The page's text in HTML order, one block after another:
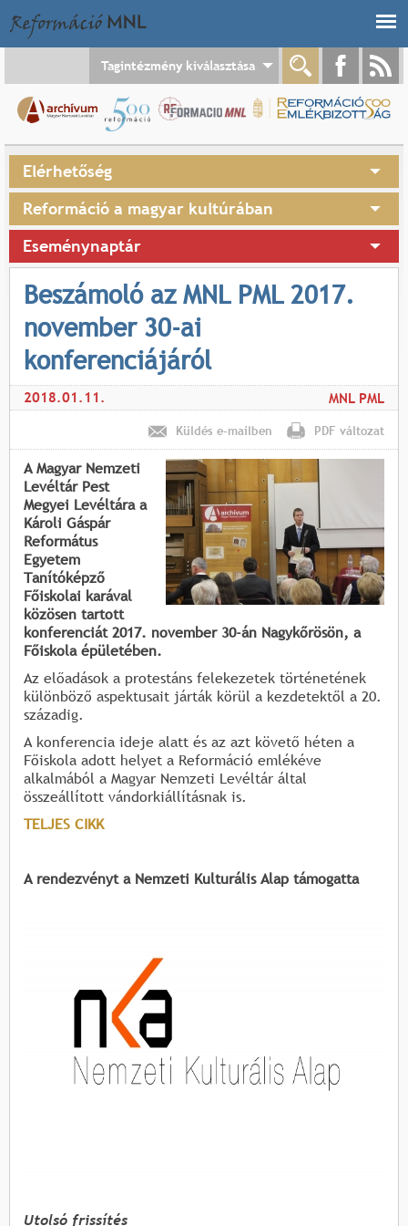
Tagintézmény kiválasztása
Elérhetőség
Reformáció a magyar kultúrában
Eseménynaptár
Beszámoló az MNL PML 2017.
november 30-ai
konferenciájáról
2018.01.11. MNL PML
Küldés e-mailben PDF változat
A Magyar Nemzeti
Levéltár Pest
Megyei Levéltára a
Károli Gáspár
Református
Egyetem
Tanítóképző
Főiskolai karával
közösen tartott
konferenciát 2017. november 30-án Nagykőrösön, a
Főiskola épületében.
Az előadások a protestáns felekezetek történetének
különböző aspektusait járták körül a kezdetektől a 20.
századig.
A konferencia ideje alatt és az azt követő héten a
Főiskola adott helyet a Reformáció emlékéve
alkalmából a Magyar Nemzeti Levéltár által
összeállított vándorkiállításnak is.
TELJES CIKK
A rendezvényt a Nemzeti Kulturális Alap támogatta
Utolsó frissítés